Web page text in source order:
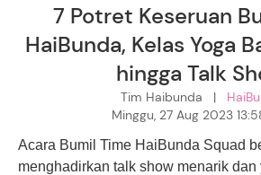
7 Potret Keseruan
HaiBunda, Kelas Yoga
hingga Talk
Tim Haibunda |
Minggu, 27 Aug 2023
Acara Bumil Time HaiBunda Squad
menghadirkan talk show menarik dan